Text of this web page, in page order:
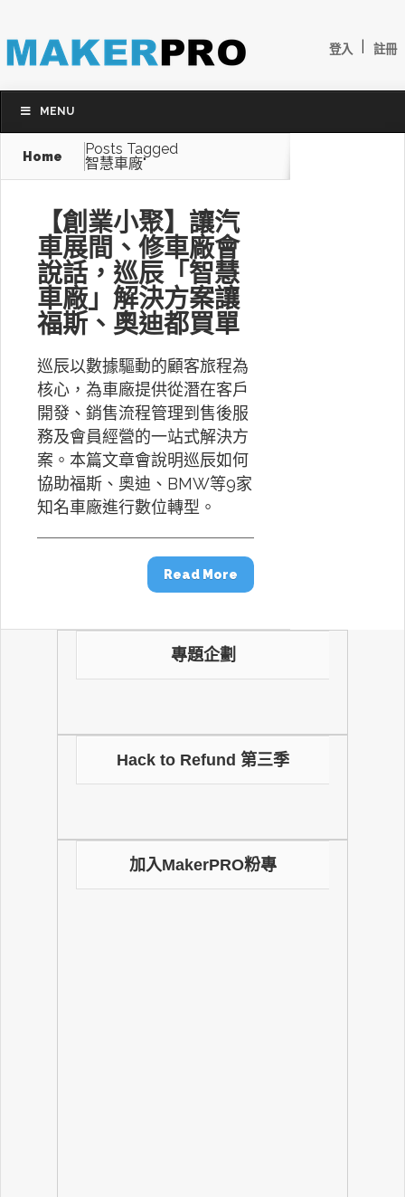
登入 註冊
MENU
Home
Posts Tagged
智慧車廠"
【創業小聚】讓汽
車展間、修車廠會
說話，巡辰「智慧
車廠」解決方案讓
福斯、奧迪都買單
巡辰以數據驅動的顧客旅程為
核心，為車廠提供從潛在客戶
開發、銷售流程管理到售後服
務及會員經營的一站式解決方
案。本篇文章會說明巡辰如何
協助福斯、奧迪、BMW等9家
知名車廠進行數位轉型。
Read More
專題企劃
Hack to Refund 第三季
加入MakerPRO粉專